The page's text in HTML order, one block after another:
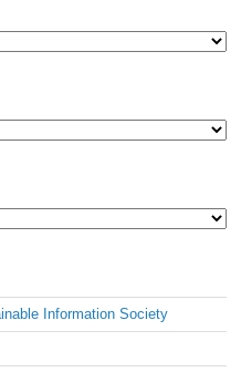
Information Society